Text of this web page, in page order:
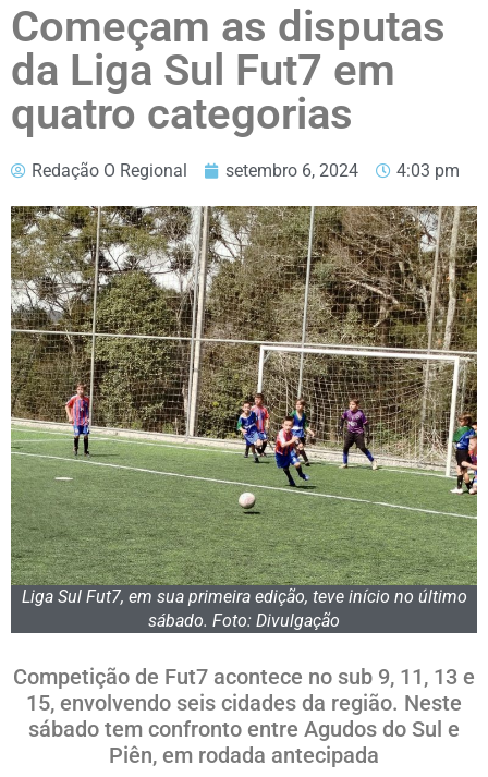
Começam as disputas
da Liga Sul Fut7 em
quatro categorias
Redação O Regional setembro 6, 2024 4:03 pm
Liga Sul Fut7, em sua primeira edição, teve início no último
sábado. Foto: Divulgação
Competição de Fut7 acontece no sub 9, 11, 13 e
15, envolvendo seis cidades da região. Neste
sábado tem confronto entre Agudos do Sul e
Piên, em rodada antecipada